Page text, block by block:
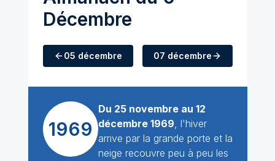
Décembre
05 décembre 07 décembre
1969
Du 25 novembre au 12
décembre 1969, l'hiver
arrive par la grande porte et la
neige recouvre peu à peu les